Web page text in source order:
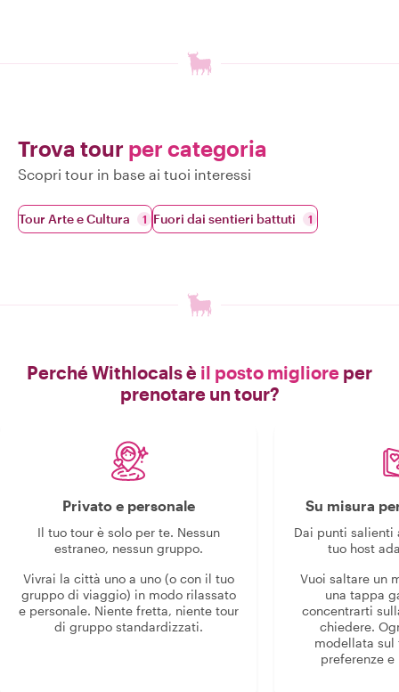
Trova tour per categoria
Scopri tour in base ai tuoi interessi
Tour Arte e Cultura 1 Fuori dai sentieri battuti 1
Perché Withlocals è il posto migliore per
prenotare un tour?
Privato e personale
Il tuo tour è solo per te. Nessun
estraneo, nessun gruppo.
Vivrai la città uno a uno (o con il tuo
gruppo di viaggio) in modo rilassato
e personale. Niente fretta, niente tour
di gruppo standardizzati.
Su misura
Dai punti salienti
tuo host
Vuoi saltare un
una tappa
concentrarti
chiedere.
modellata sul
preferenze